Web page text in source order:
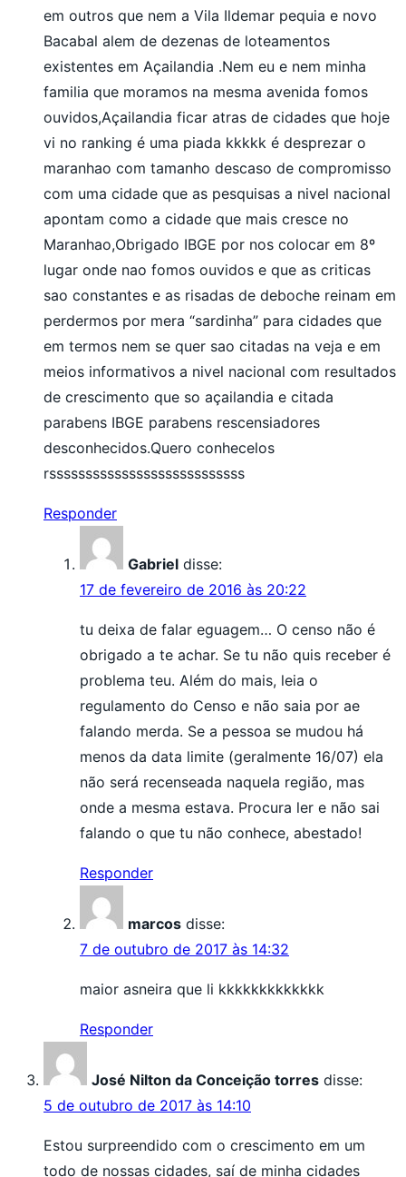
em outros que nem a Vila Ildemar pequia e novo
Bacabal alem de dezenas de loteamentos
existentes em Açailandia .Nem eu e nem minha
familia que moramos na mesma avenida fomos
ouvidos,Açailandia ficar atras de cidades que hoje
vi no ranking é uma piada kkkkk é desprezar o
maranhao com tamanho descaso de compromisso
com uma cidade que as pesquisas a nivel nacional
apontam como a cidade que mais cresce no
Maranhao,Obrigado IBGE por nos colocar em 8º
lugar onde nao fomos ouvidos e que as criticas
sao constantes e as risadas de deboche reinam em
perdermos por mera “sardinha” para cidades que
em termos nem se quer sao citadas na veja e em
meios informativos a nivel nacional com resultados
de crescimento que so açailandia e citada
parabens IBGE parabens rescensiadores
desconhecidos.Quero conhecelos
rsssssssssssssssssssssssssss
Responder
Gabriel disse:
17 de fevereiro de 2016 às 20:22
tu deixa de falar eguagem… O censo não é
obrigado a te achar. Se tu não quis receber é
problema teu. Além do mais, leia o
regulamento do Censo e não saia por ae
falando merda. Se a pessoa se mudou há
menos da data limite (geralmente 16/07) ela
não será recenseada naquela região, mas
onde a mesma estava. Procura ler e não sai
falando o que tu não conhece, abestado!
Responder
marcos disse:
7 de outubro de 2017 às 14:32
maior asneira que li kkkkkkkkkkkkk
Responder
José Nilton da Conceição torres disse:
5 de outubro de 2017 às 14:10
Estou surpreendido com o crescimento em um
todo de nossas cidades, saí de minha cidades